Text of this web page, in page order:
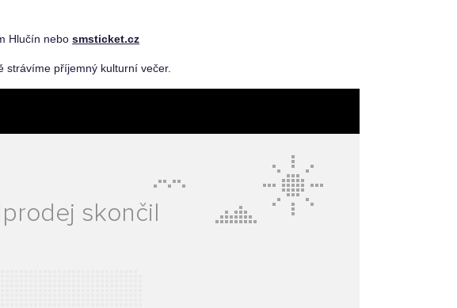
Hlučín nebosmsticket.cz
strávíme příjemný kulturní večer.